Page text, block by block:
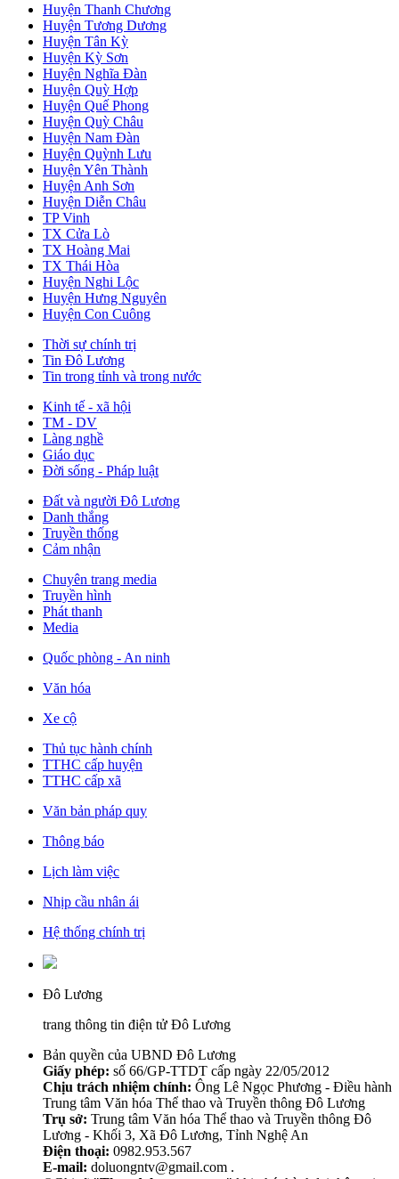
Huyện Thanh Chương
Huyện Tương Dương
Huyện Tân Kỳ
Huyện Kỳ Sơn
Huyện Nghĩa Đàn
Huyện Quỳ Hợp
Huyện Quế Phong
Huyện Quỳ Châu
Huyện Nam Đàn
Huyện Quỳnh Lưu
Huyện Yên Thành
Huyện Anh Sơn
Huyện Diễn Châu
TP Vinh
TX Cửa Lò
TX Hoàng Mai
TX Thái Hòa
Huyện Nghi Lộc
Huyện Hưng Nguyên
Huyện Con Cuông
Thời sự chính trị
Tin Đô Lương
Tin trong tỉnh và trong nước
Kinh tế - xã hội
TM - DV
Làng nghề
Giáo dục
Đời sống - Pháp luật
Đất và người Đô Lương
Danh thắng
Truyền thống
Cảm nhận
Chuyên trang media
Truyền hình
Phát thanh
Media
Quốc phòng - An ninh
Văn hóa
Xe cộ
Thủ tục hành chính
TTHC cấp huyện
TTHC cấp xã
Văn bản pháp quy
Thông báo
Lịch làm việc
Nhịp cầu nhân ái
Hệ thống chính trị
Đô Lương
trang thông tin điện tử Đô Lương
Bản quyền của UBND Đô Lương
Giấy phép: số 66/GP-TTDT cấp ngày 22/05/2012
Chịu trách nhiệm chính: Ông Lê Ngọc Phương - Điều hành
Trung tâm Văn hóa Thể thao và Truyền thông Đô Lương
Trụ sở: Trung tâm Văn hóa Thể thao và Truyền thông Đô
Lương - Khối 3, Xã Đô Lương, Tỉnh Nghệ An
Điện thoại: 0982.953.567
E-mail: doluongntv@gmail.com .